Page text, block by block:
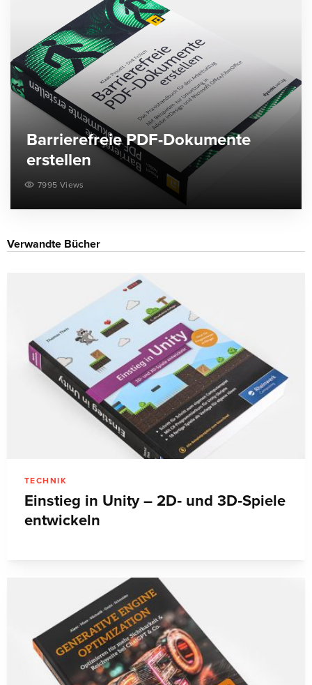
Barrierefreie PDF-Dokumente
erstellen
7995 Views
Verwandte Bücher
TECHNIK
Einstieg in Unity – 2D‑ und 3D‑Spiele
entwickeln